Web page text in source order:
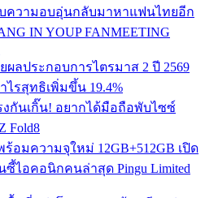
ความอบอุ่นกลับมาหาแฟนไทยอีก
IN YOUP FANMEETING
ผลประกอบการไตรมาส 2 ปี 2569
ไรสุทธิเพิ่มขึ้น 19.4%
งกันเกิ๊น! อยากได้มือถือพับไซซ์
Fold8
ร้อมความจุใหม่ 12GB+512GB เปิด
ไอคอนิกคนล่าสุด Pingu Limited